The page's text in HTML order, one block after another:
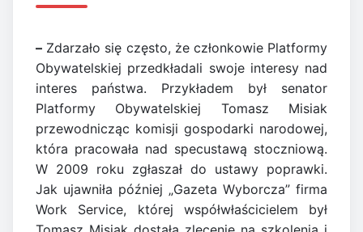
– Zdarzało się często, że członkowie Platformy
Obywatelskiej przedkładali swoje interesy nad
interes państwa. Przykładem był senator
Platformy Obywatelskiej Tomasz Misiak
przewodnicząc komisji gospodarki narodowej,
która pracowała nad specustawą stoczniową.
W 2009 roku zgłaszał do ustawy poprawki.
Jak ujawniła później „Gazeta Wyborcza” firma
Work Service, której współwłaścicielem był